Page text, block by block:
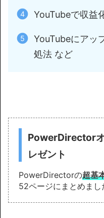
YouTubeで収益
YouTubeにアッ
処法 など
PowerDirector
レゼント
PowerDirectorの超基
52ページにまとめまし